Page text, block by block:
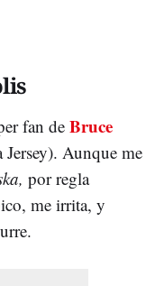
fan de Bruce
Aunque me
por regla
me irrita, y